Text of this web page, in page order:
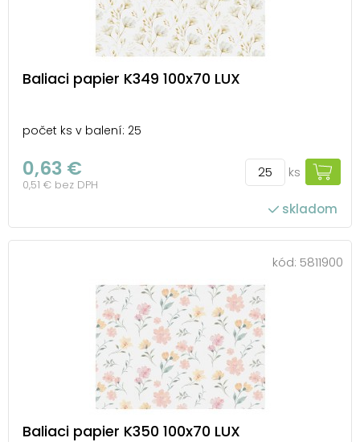
Baliaci papier K349 100x70 LUX
počet ks v balení: 25
0,63 €
0,51 € bez DPH
ks
skladom
kód: 5811900
Baliaci papier K350 100x70 LUX